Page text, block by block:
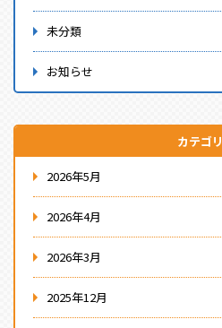
未分類
お知らせ
カテゴリ
2026年5月
2026年4月
2026年3月
2025年12月